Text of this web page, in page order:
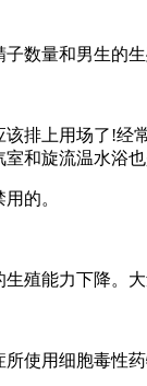
数量和男生的
排上用场了!
和旋流温水浴也
的。
生殖能力下降。
使用细胞毒